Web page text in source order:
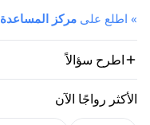
» اطلع على مركز المساعدة
اطرح سؤالاً
الأكثر رواجًا الآن